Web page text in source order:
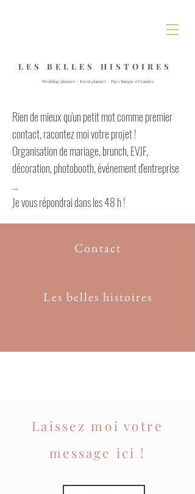
L E S B E L L E S H I S T O I R E S
Wedding planner - Event planner - Pays Basque et Landes
Rien de mieux qu'un petit mot comme premier
contact, racontez moi votre projet !
Organisation de mariage, brunch, EVJF,
décoration, photobooth, événement d'entreprise
...
Je vous répondrai dans les 48 h !
Contact
Les belles histoires
Laissez moi votre
message ici !